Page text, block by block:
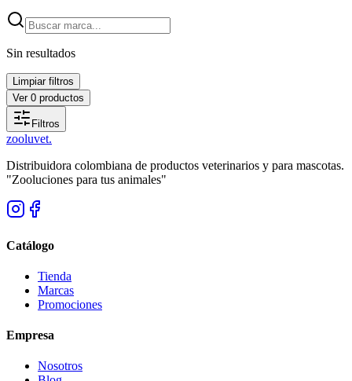
Sin resultados
Limpiar filtros
Ver 0 productos
Filtros
zooluvet.
Distribuidora colombiana de productos veterinarios y para mascotas.
"Zooluciones para tus animales"
Catálogo
Tienda
Marcas
Promociones
Empresa
Nosotros